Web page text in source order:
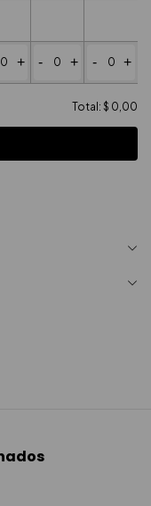
+ - + - +
Total: $ 0,00